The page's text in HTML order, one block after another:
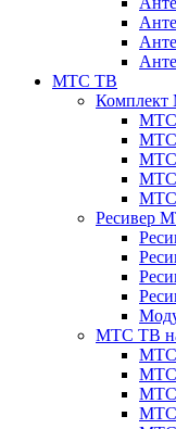
МТС ТВ
МТС
МТС
МТС
МТС
МТС
Ресивер
МТС ТВ
МТС
МТС
МТС
МТС